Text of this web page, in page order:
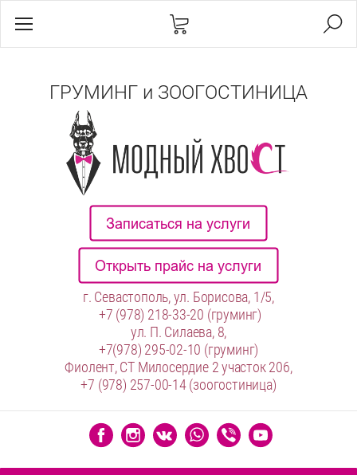
ГРУМИНГ и ЗООГОСТИНИЦА
г. Севастополь, ул. Борисова, 1/5,
+7 (978) 218-33-20 (груминг)
ул. П. Силаева, 8,
+7(978) 295-02-10 (груминг)
Фиолент, СТ Милосердие 2 участок 206,
+7 (978) 257-00-14(зоогостиница)